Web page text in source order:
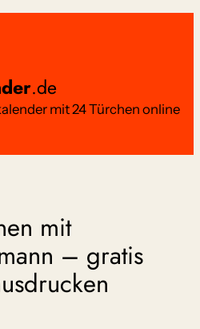
.de
mit 24 Türchen online
mit
– gratis